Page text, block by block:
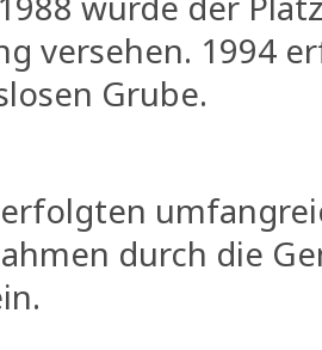
versehen. 1994
Grube.
durch die